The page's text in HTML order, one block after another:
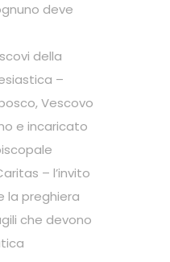
deve
della
–
Vescovo
e incaricato
– l’invito
la preghiera
che devono